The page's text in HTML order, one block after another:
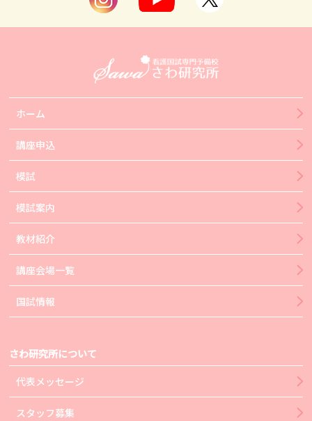
ホーム
講座申込
模試
模試案内
教材紹介
講座会場一覧
国試情報
さわ研究所について
代表メッセージ
スタッフ募集